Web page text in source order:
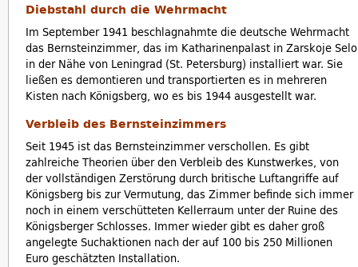
Diebstahl durch die Wehrmacht
Im September 1941 beschlagnahmte die deutsche Wehrmacht
das Bernsteinzimmer, das im Katharinenpalast in Zarskoje Selo
in der Nähe von Leningrad (St. Petersburg) installiert war. Sie
ließen es demontieren und transportierten es in mehreren
Kisten nach Königsberg, wo es bis 1944 ausgestellt war.
Verbleib des Bernsteinzimmers
Seit 1945 ist das Bernsteinzimmer verschollen. Es gibt
zahlreiche Theorien über den Verbleib des Kunstwerkes, von
der vollständigen Zerstörung durch britische Luftangriffe auf
Königsberg bis zur Vermutung, das Zimmer befinde sich immer
noch in einem verschütteten Kellerraum unter der Ruine des
Königsberger Schlosses. Immer wieder gibt es daher groß
angelegte Suchaktionen nach der auf 100 bis 250 Millionen
Euro geschätzten Installation.